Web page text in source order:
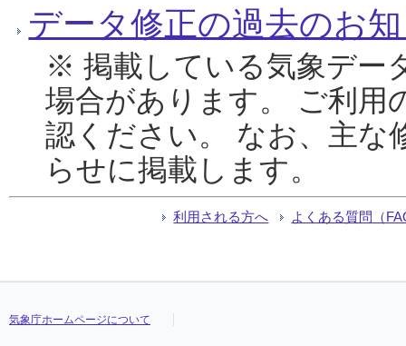
データ修正の過去のお
※ 掲載している気象デー
場合があります。 ご利用
認ください。 なお、主な
らせに掲載します。
利用される方へ よくある質問（
気象庁ホームページについて